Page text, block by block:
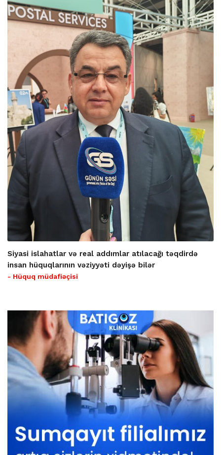
Siyasi islahatlar və real addımlar atılacağı təqdirdə
insan hüquqlarının vəziyyəti dəyişə bilər
- Hüquq müdafiəçisi